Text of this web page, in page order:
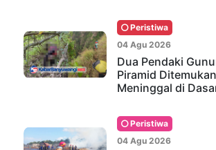
Peristiwa
04 Agu 2026
Dua Pendaki
Piramid Ditemukan
Meninggal di
Peristiwa
04 Agu 2026